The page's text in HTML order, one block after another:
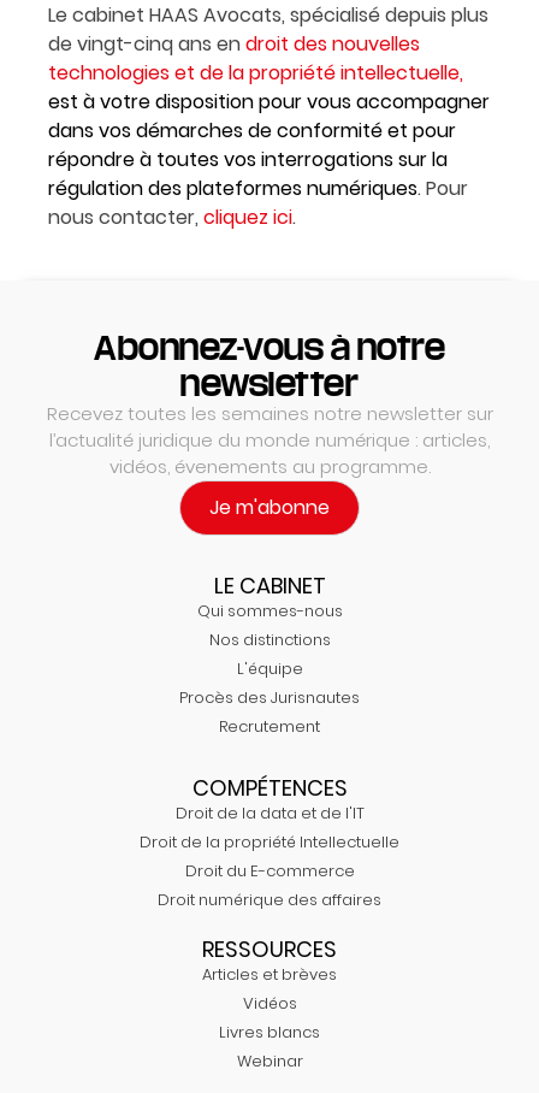
Le cabinet HAAS Avocats, spécialisé depuis plus
de vingt-cinq ans endroit des nouvelles
technologies et de la propriété intellectuelle,
est à votre disposition pour vous accompagner
dans vos démarches de conformité et pour
répondre à toutes vos interrogations sur la
régulation des plateformes numériques. Pour
nous contacter, cliquez ici.
Abonnez-vous à notre
newsletter
Recevez toutes les semaines notre newsletter sur
l’actualité juridique du monde numérique : articles,
vidéos, évenements au programme.
Je m'abonne
LE CABINET
Qui sommes-nous
Nos distinctions
L'équipe
Procès des Jurisnautes
Recrutement
COMPÉTENCES
Droit de la data et de l'IT
Droit de la propriété Intellectuelle
Droit du E-commerce
Droit numérique des affaires
RESSOURCES
Articles et brèves
Vidéos
Livres blancs
Webinar